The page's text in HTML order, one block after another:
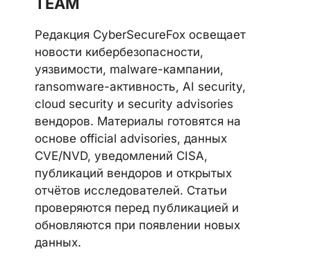
Telegram
LinkedIn
Discord
CYBERSECUREFOX EDITORIAL
TEAM
Редакция CyberSecureFox освещает
новости кибербезопасности,
уязвимости, malware-кампании,
ransomware-активность, AI security,
cloud security и security advisories
вендоров. Материалы готовятся на